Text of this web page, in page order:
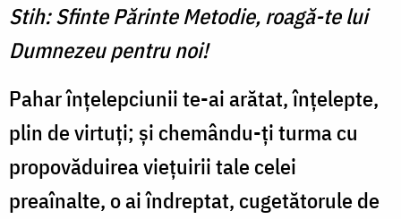
Stih: Sfinte Părinte Metodie, roagă-te lui
Dumnezeu pentru noi!
Pahar înţelepciunii te-ai arătat, înţelepte,
plin de virtuţi; şi chemându-ţi turma cu
propovăduirea vieţuirii tale celei
preaînalte, o ai îndreptat, cugetătorule de